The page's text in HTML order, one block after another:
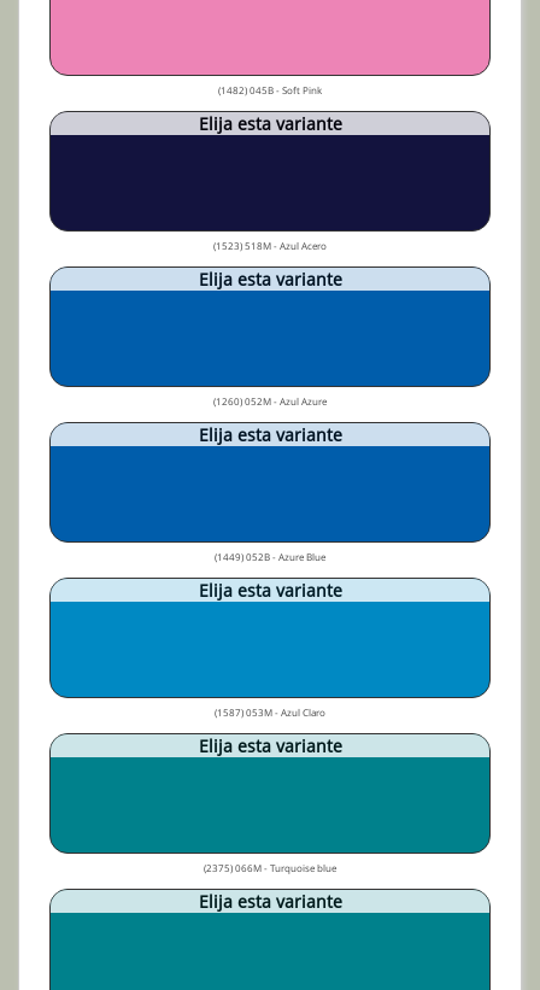
(1482) 045B - Soft Pink
Elija esta variante
(1523) 518M - Azul Acero
Elija esta variante
(1260) 052M - Azul Azure
Elija esta variante
(1449) 052B - Azure Blue
Elija esta variante
(1587) 053M - Azul Claro
Elija esta variante
(2375) 066M - Turquoise blue
Elija esta variante